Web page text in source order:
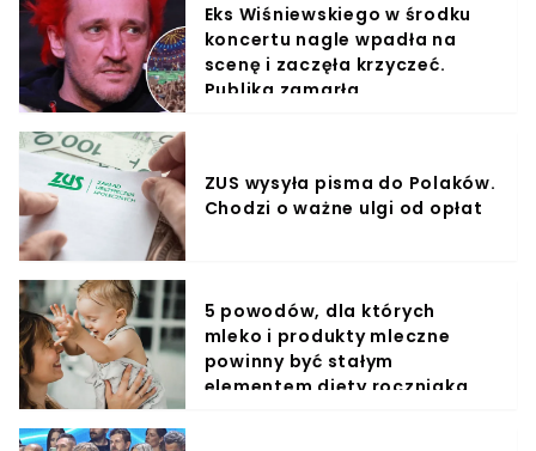
Eks Wiśniewskiego w środku
koncertu nagle wpadła na
scenę i zaczęła krzyczeć.
Publika zamarła
ZUS wysyła pisma do Polaków.
Chodzi o ważne ulgi od opłat
5 powodów, dla których
mleko i produkty mleczne
powinny być stałym
elementem diety roczniaka